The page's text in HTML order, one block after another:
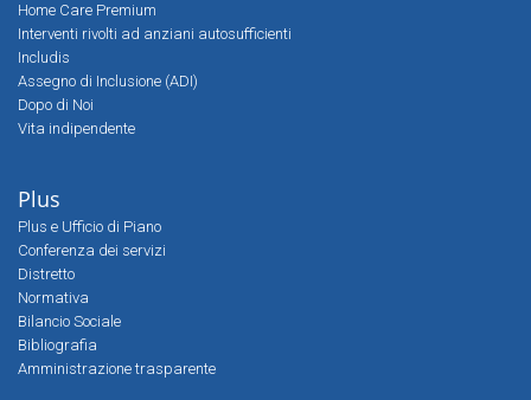
Home Care Premium
Interventi rivolti ad anziani autosufficienti
Includis
Assegno di Inclusione (ADI)
Dopo di Noi
Vita indipendente
Plus
Plus e Ufficio di Piano
Conferenza dei servizi
Distretto
Normativa
Bilancio Sociale
Bibliografia
Amministrazione trasparente